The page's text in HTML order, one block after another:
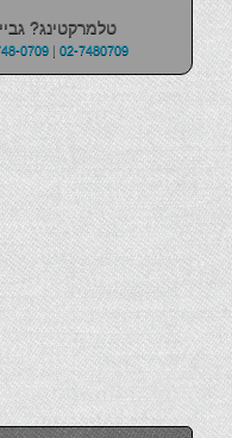
טלמרקטינג?
0709| 02-7480709